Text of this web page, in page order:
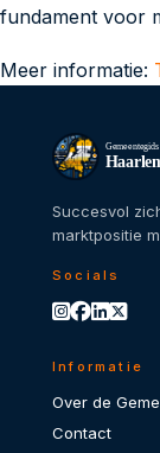
fundament voor
Meer informatie:
Gemeentegids
Succesvol
marktpositie
Socials
Informatie
Over de
Contact